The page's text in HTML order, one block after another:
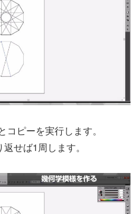
ピーを実行します。
せば1周します。